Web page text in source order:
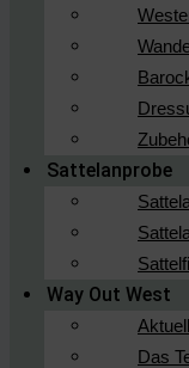
Sattelanprobe
Way Out West
Das